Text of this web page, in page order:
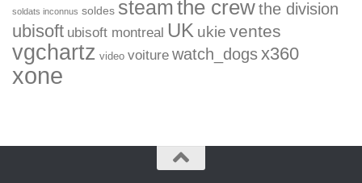
soldats inconnus soldes steamthe crewthe division
ubisoft ubisoft montreal UK ukie ventes
vgchartz video voiture watch_dogsx360
xone